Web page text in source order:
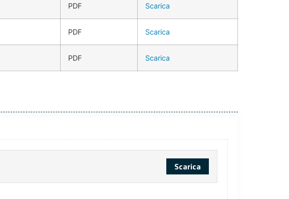
PDF Scarica
PDF Scarica
PDF Scarica
Scarica